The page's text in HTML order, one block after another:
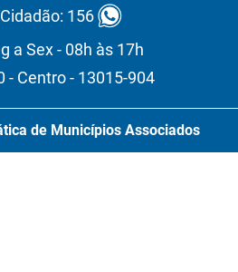
156
a Sex - 08h às 17h
- Centro - 13015-904
de Municípios Associados